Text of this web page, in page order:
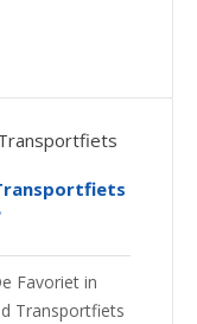
Favoriet in
Transportfiets